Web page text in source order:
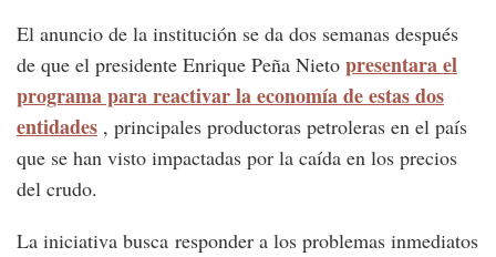
El anuncio de la institución se da dos semanas después
de que el presidente Enrique Peña Nieto presentara el
programa para reactivar la economía de estas dos
entidades , principales productoras petroleras en el país
que se han visto impactadas por la caída en los precios
del crudo.
La iniciativa busca responder a los problemas inmediatos